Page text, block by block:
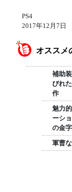
PS4
2017年12月7日
オススメ
補助
びれ
作
魅力
ーシ
の金字
軍曹